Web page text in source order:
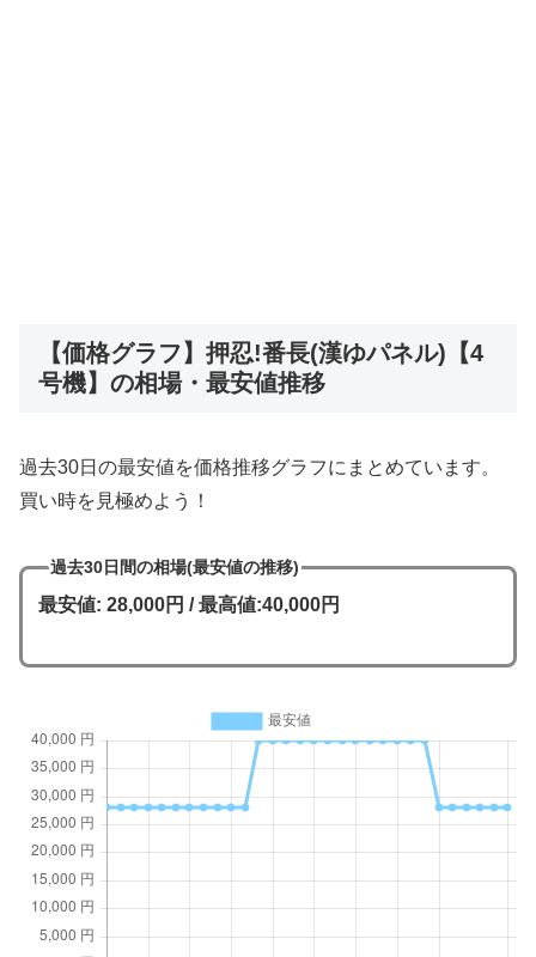
【価格グラフ】押忍!番長(漢ゆパネル)【4
号機】の相場・最安値推移
過去30日の最安値を価格推移グラフにまとめています。
買い時を見極めよう！
過去30日間の相場(最安値の推移)
最安値: 28,000円 / 最高値:40,000円